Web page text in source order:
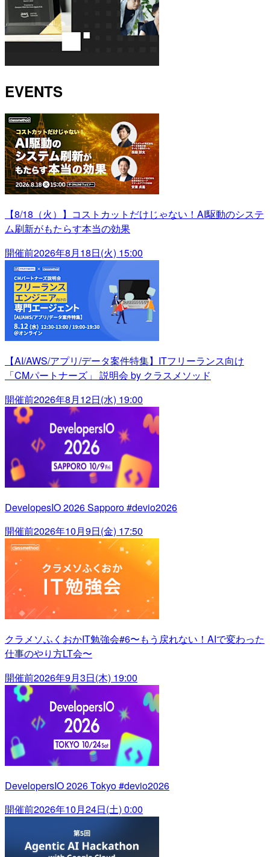
EVENTS
【8/18（火）】コストカットだけじゃない！AI駆動のシステ
ム刷新がもたらす本当の効果
開催前2026年8月18日(火) 15:00
【AI/AWS/アプリ/データ案件特集】ITフリーランス向け
「CMパートナーズ」 説明会 by クラスメソッド
開催前2026年8月12日(水) 19:00
DevelopesIO 2026 Sapporo #devio2026
開催前2026年10月9日(金) 17:50
クラメソふくおかIT勉強会#6〜もう戻れない！AIで変わった
仕事のやり方LT会〜
開催前2026年9月3日(木) 19:00
DevelopersIO 2026 Tokyo #devio2026
開催前2026年10月24日(土) 0:00